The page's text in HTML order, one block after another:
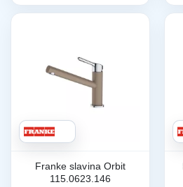
Franke slavina Orbit
115.0623.146